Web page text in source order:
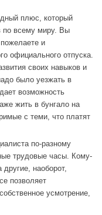
плюс, который
по всему миру. Вы
и
официального отпуска.
своих навыков и
было уезжать в
возможность
жить в бунгало на
с теми, что платят
по-разному
трудовые часы. Кому-
наоборот,
позволяет
усмотрение,